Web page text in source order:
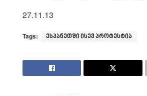
27.11.13
Tags: ესპანეთში ისევ პროტესტია